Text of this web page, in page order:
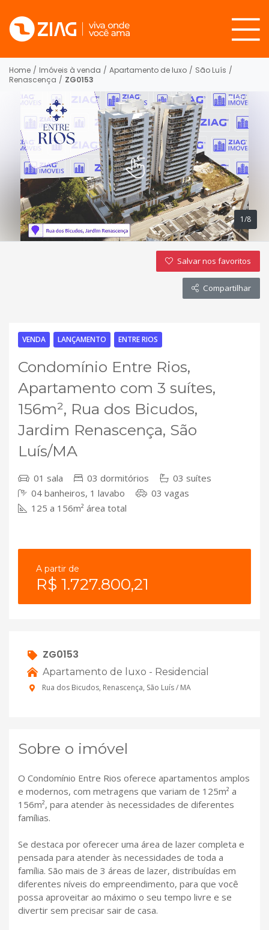
Home / Imóveis à venda / Apartamento de luxo / São Luís /
Renascença / ZG0153
1/8
Salvar nos favoritos
Compartilhar
VENDA LANÇAMENTO ENTRE RIOS
Condomínio Entre Rios,
Apartamento com 3 suítes,
156m², Rua dos Bicudos,
Jardim Renascença, São
Luís/MA
01 sala 03 dormitórios
03 suítes
04 banheiros, 1 lavabo
03 vagas
125 a 156m² área total
A partir de
R$ 1.727.800,21
ZG0153
Apartamento de luxo - Residencial
Rua dos Bicudos, Renascença, São Luís / MA
Sobre o imóvel
O Condomínio Entre Rios oferece apartamentos amplos
e modernos, com metragens que variam de 125m² a
156m², para atender às necessidades de diferentes
famílias.
Se destaca por oferecer uma área de lazer completa e
pensada para atender às necessidades de toda a
família. São mais de 3 áreas de lazer, distribuídas em
diferentes níveis do empreendimento, para que você
possa aproveitar ao máximo o seu tempo livre e se
divertir sem precisar sair de casa.